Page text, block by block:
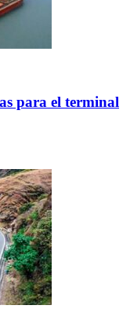
para el terminal